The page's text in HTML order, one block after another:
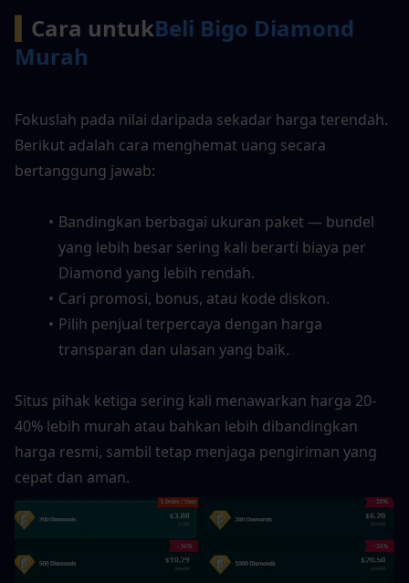
Cara untukBeli Bigo Diamond
Murah
Fokuslah pada nilai daripada sekadar harga terendah.
Berikut adalah cara menghemat uang secara
bertanggung jawab:
Bandingkan berbagai ukuran paket — bundel
yang lebih besar sering kali berarti biaya per
Diamond yang lebih rendah.
Cari promosi, bonus, atau kode diskon.
Pilih penjual terpercaya dengan harga
transparan dan ulasan yang baik.
Situs pihak ketiga sering kali menawarkan harga 20-
40% lebih murah atau bahkan lebih dibandingkan
harga resmi, sambil tetap menjaga pengiriman yang
cepat dan aman.